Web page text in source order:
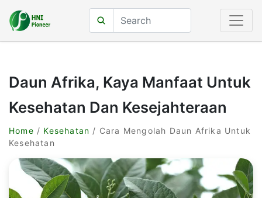
Daun Afrika, Kaya Manfaat Untuk
Kesehatan Dan Kesejahteraan
Home / Kesehatan / Cara Mengolah Daun Afrika Untuk
Kesehatan